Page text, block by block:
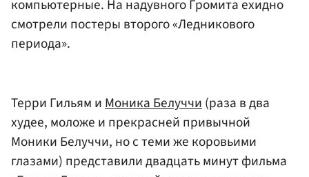
компьютерные. На надувного Громита ехидно
смотрели постеры второго «Ледникового
периода».
Терри Гильям иМоника Белуччи(раза в два
худее, моложе и прекрасней привычной
Моники Белуччи, но с теми же коровьими
глазами) представили двадцать минут фильма